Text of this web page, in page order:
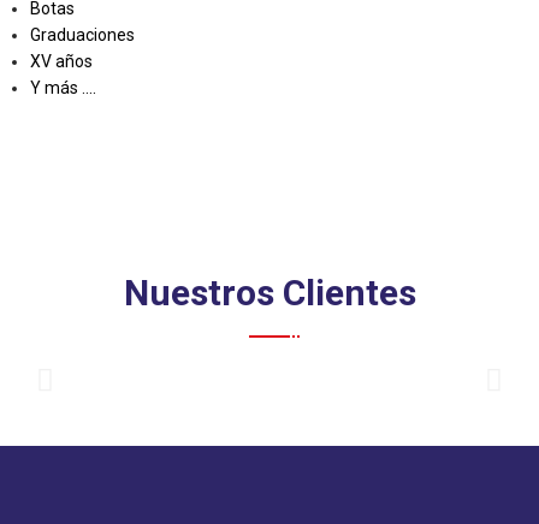
Botas
Graduaciones
XV años
Y más ....
Nuestros Clientes